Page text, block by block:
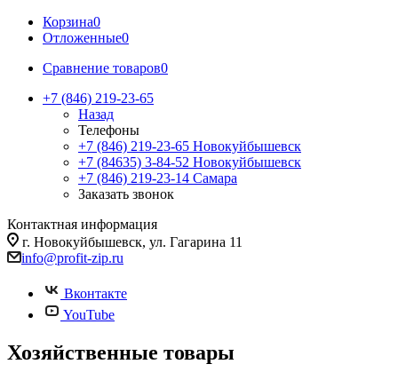
Корзина0
Отложенные0
Сравнение товаров0
+7 (846) 219-23-65
Назад
Телефоны
+7 (846) 219-23-65 Новокуйбышевск
+7 (84635) 3-84-52 Новокуйбышевск
+7 (846) 219-23-14 Самара
Заказать звонок
Контактная информация
г. Новокуйбышевск, ул. Гагарина 11
info@profit-zip.ru
Вконтакте
YouTube
Хозяйственные товары